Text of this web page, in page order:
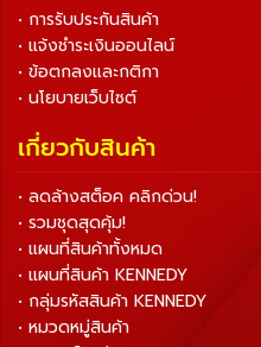
• การรับประกันสินค้า
• แจ้งชำระเงินออนไลน์
• ข้อตกลงและกติกา
• นโยบายเว็บไซต์
เกี่ยวกับสินค้า
• ลดล้างสต็อค คลิกด่วน!
• รวมชุดสุดคุ้ม!
• แผนที่สินค้าทั้งหมด
• แผนที่สินค้า KENNEDY
• กลุ่มรหัสสินค้า KENNEDY
• หมวดหมู่สินค้า